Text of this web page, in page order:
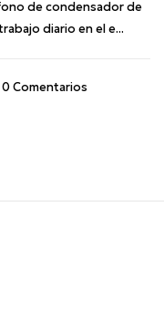
de condensador de
diario en el e...
0 Comentarios